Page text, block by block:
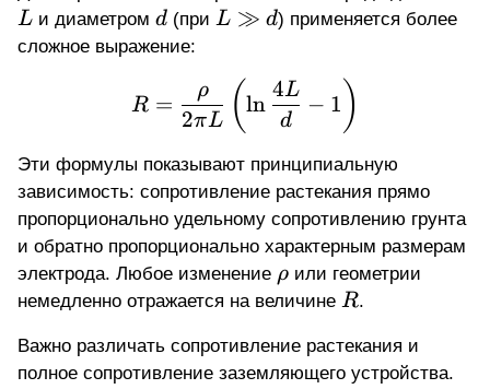
L и диаметром d
d (при L
L ≫ d) применяется более
сложное выражение:
R = \frac{\rho}{2\pi
R =
2πL
ρ (ln
d
4L
− 1 )
Эти формулы показывают принципиальную
зависимость: сопротивление растекания прямо
пропорционально удельному сопротивлению грунта
и обратно пропорционально характерным размерам
электрода. Любое изменение \rho
ρ или геометрии
немедленно отражается на величине R
R.
Важно различать сопротивление растекания и
полное сопротивление заземляющего устройства.